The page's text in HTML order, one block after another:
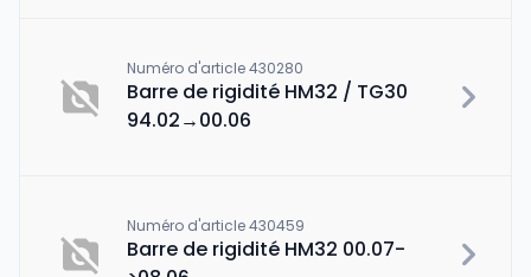
Numéro d'article 430280
Barre de rigidité HM32 / TG30
94.02→00.06
Numéro d'article 430459
Barre de rigidité HM32 00.07-